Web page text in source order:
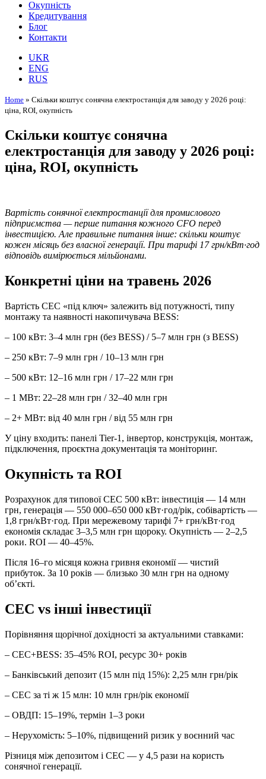
Окупність
Кредитування
Блог
Контакти
UKR
ENG
RUS
Home » Скільки коштує сонячна електростанція для заводу у 2026 році:
ціна, ROI, окупність
Скільки коштує сонячна
електростанція для заводу у 2026 році:
ціна, ROI, окупність
Вартість сонячної електростанції для промислового
підприємства — перше питання кожного CFO перед
інвестицією. Але правильне питання інше: скільки коштує
кожен місяць без власної генерації. При тарифі 17 грн/кВт·год
відповідь вимірюється мільйонами.
Конкретні ціни на травень 2026
Вартість СЕС «під ключ» залежить від потужності, типу
монтажу та наявності накопичувача BESS:
– 100 кВт: 3–4 млн грн (без BESS) / 5–7 млн грн (з BESS)
– 250 кВт: 7–9 млн грн / 10–13 млн грн
– 500 кВт: 12–16 млн грн / 17–22 млн грн
– 1 МВт: 22–28 млн грн / 32–40 млн грн
– 2+ МВт: від 40 млн грн / від 55 млн грн
У ціну входить: панелі Tier-1, інвертор, конструкція, монтаж,
підключення, проєктна документація та моніторинг.
Окупність та ROI
Розрахунок для типової СЕС 500 кВт: інвестиція — 14 млн
грн, генерація — 550 000–650 000 кВт·год/рік, собівартість —
1,8 грн/кВт·год. При мережевому тарифі 7+ грн/кВт·год
економія складає 3–3,5 млн грн щороку. Окупність — 2–2,5
роки. ROI — 40–45%.
Після 16–го місяця кожна гривня економії — чистий
прибуток. За 10 років — близько 30 млн грн на одному
об’єкті.
СЕС vs інші інвестиції
Порівняння щорічної дохідності за актуальними ставками:
– СЕС+BESS: 35–45% ROI, ресурс 30+ років
– Банківський депозит (15 млн під 15%): 2,25 млн грн/рік
– СЕС за ті ж 15 млн: 10 млн грн/рік економії
– ОВДП: 15–19%, термін 1–3 роки
– Нерухомість: 5–10%, підвищений ризик у воєнний час
Різниця між депозитом і СЕС — у 4,5 рази на користь
сонячної генерації.